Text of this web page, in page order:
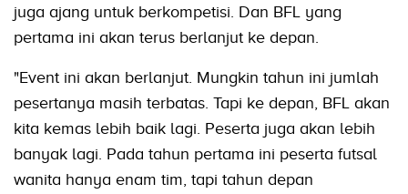
juga ajang untuk berkompetisi. Dan BFL yang
pertama ini akan terus berlanjut ke depan.
"Event ini akan berlanjut. Mungkin tahun ini jumlah
pesertanya masih terbatas. Tapi ke depan, BFL akan
kita kemas lebih baik lagi. Peserta juga akan lebih
banyak lagi. Pada tahun pertama ini peserta futsal
wanita hanya enam tim, tapi tahun depan